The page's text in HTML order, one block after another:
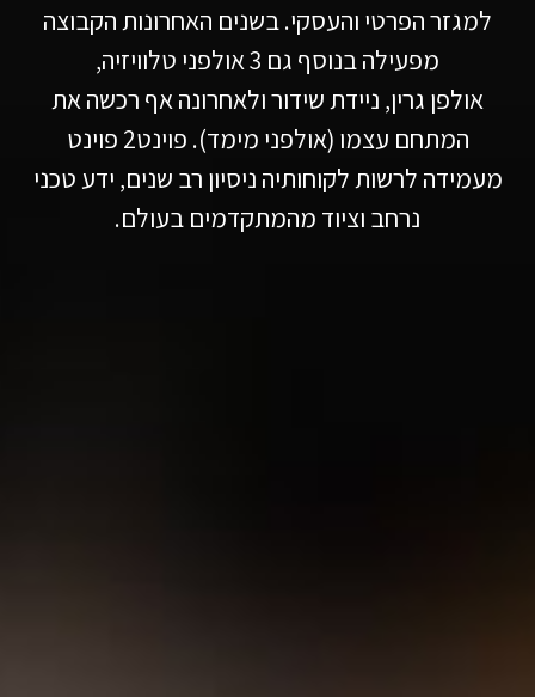
למגזר הפרטי והעסקי. בשנים האחרונות הקבוצה
מפעילה בנוסף גם 3 אולפני טלוויזיה,
אולפן גרין, ניידת שידור ולאחרונה אף רכשה את
המתחם עצמו (אולפני מימד). פוינט2 פוינט
מעמידה לרשות לקוחותיה ניסיון רב שנים, ידע טכני
נרחב וציוד מהמתקדמים בעולם.